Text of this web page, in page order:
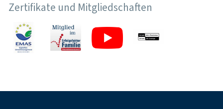
Zertifikate und Mitgliedschaften